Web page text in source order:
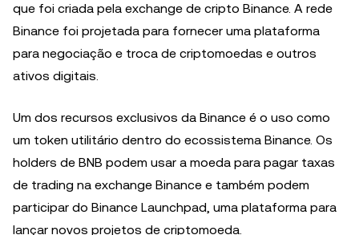
que foi criada pela exchange de cripto Binance. A rede
Binance foi projetada para fornecer uma plataforma
para negociação e troca de criptomoedas e outros
ativos digitais.
Um dos recursos exclusivos da Binance é o uso como
um token utilitário dentro do ecossistema Binance. Os
holders de BNB podem usar a moeda para pagar taxas
de trading na exchange Binance e também podem
participar do Binance Launchpad, uma plataforma para
lançar novos projetos de criptomoeda.